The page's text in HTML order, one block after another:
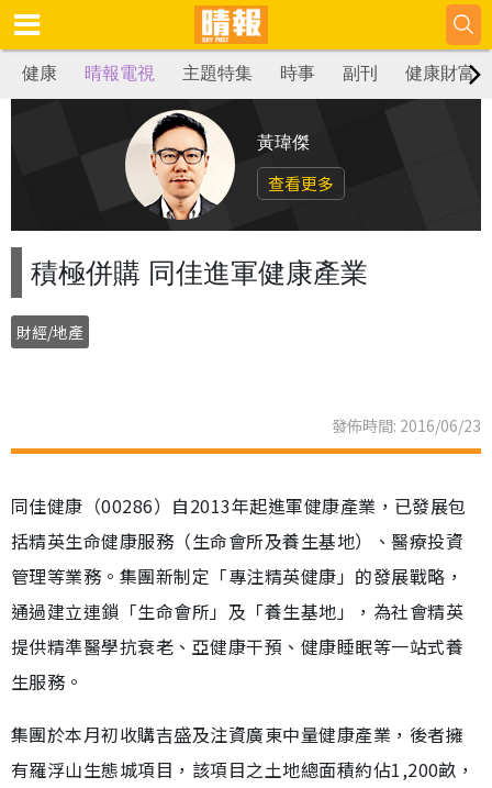
健康 晴報電視 主題特集 時事 副刊 健康財富
黃瑋傑
查看更多
積極併購 同佳進軍健康產業
財經/地產
發佈時間: 2016/06/23
同佳健康（00286）自2013年起進軍健康產業，已發展包
括精英生命健康服務（生命會所及養生基地）、醫療投資
管理等業務。集團新制定「專注精英健康」的發展戰略，
通過建立連鎖「生命會所」及「養生基地」，為社會精英
提供精準醫學抗衰老、亞健康干預、健康睡眠等一站式養
生服務。
集團於本月初收購吉盛及注資廣東中量健康產業，後者擁
有羅浮山生態城項目，該項目之土地總面積約佔1,200畝，